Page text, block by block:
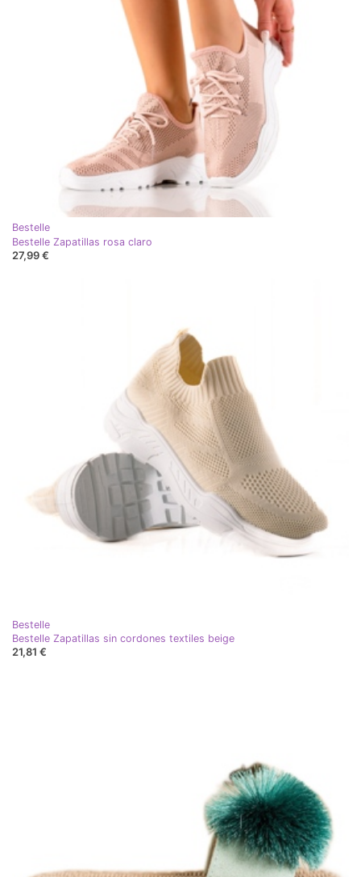
Bestelle
Bestelle Zapatillas rosa claro
27,99 €
Bestelle
Bestelle Zapatillas sin cordones textiles beige
21,81 €